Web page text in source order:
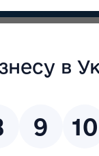
реєстри
"Система
державний